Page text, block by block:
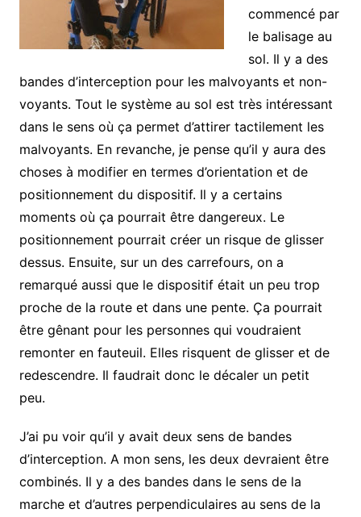
commencé par
le balisage au
sol. Il y a des
bandes d’interception pour les malvoyants et non-
voyants. Tout le système au sol est très intéressant
dans le sens où ça permet d’attirer tactilement les
malvoyants. En revanche, je pense qu’il y aura des
choses à modifier en termes d’orientation et de
positionnement du dispositif. Il y a certains
moments où ça pourrait être dangereux. Le
positionnement pourrait créer un risque de glisser
dessus. Ensuite, sur un des carrefours, on a
remarqué aussi que le dispositif était un peu trop
proche de la route et dans une pente. Ça pourrait
être gênant pour les personnes qui voudraient
remonter en fauteuil. Elles risquent de glisser et de
redescendre. Il faudrait donc le décaler un petit
peu.
J’ai pu voir qu’il y avait deux sens de bandes
d’interception. A mon sens, les deux devraient être
combinés. Il y a des bandes dans le sens de la
marche et d’autres perpendiculaires au sens de la